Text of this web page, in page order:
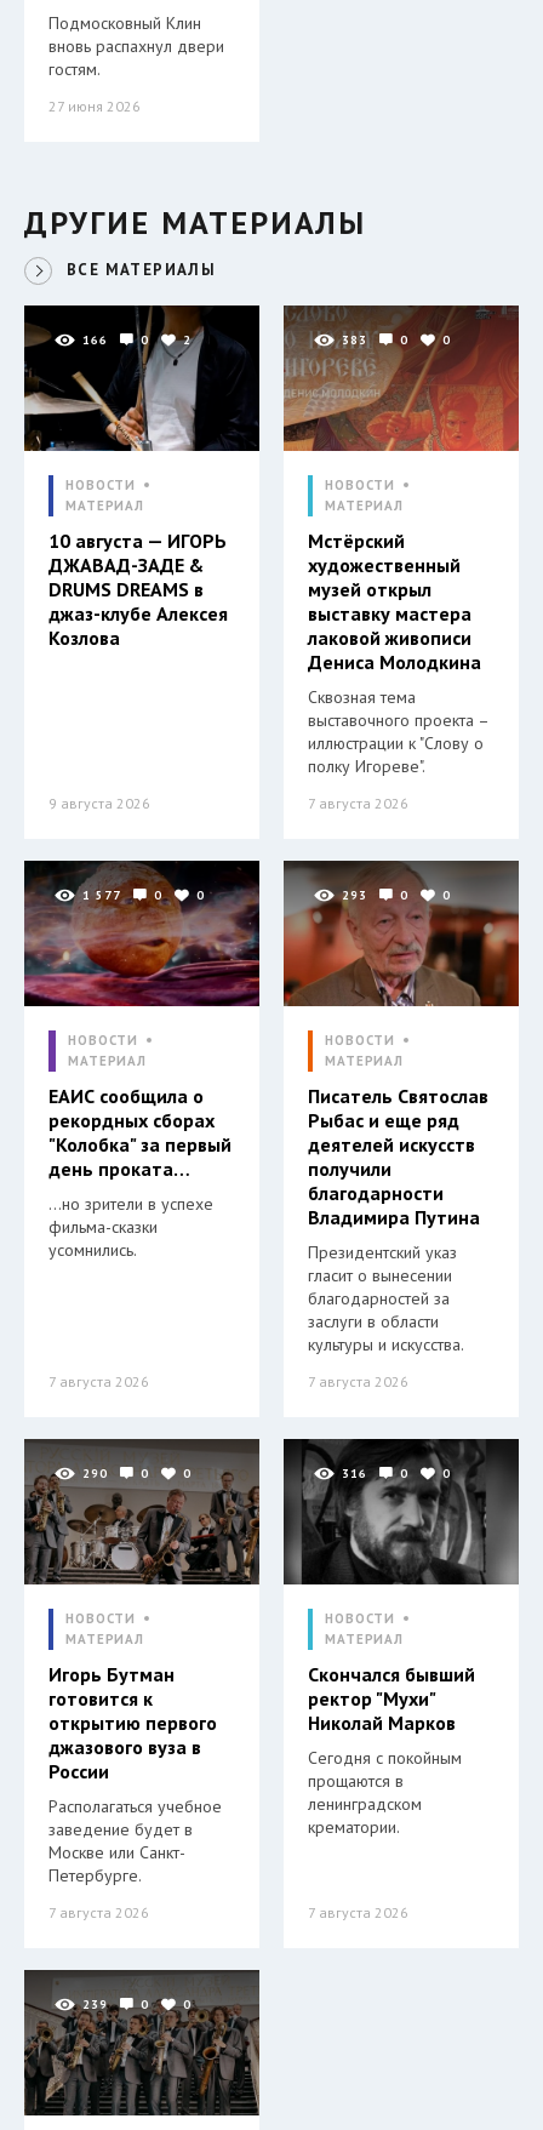
Подмосковный Клин
вновь распахнул двери
гостям.
27 июня 2026
ДРУГИЕ МАТЕРИАЛЫ
ВСЕ МАТЕРИАЛЫ
166 0 2
НОВОСТИ
МАТЕРИАЛ
10 августа — ИГОРЬ
ДЖАВАД-ЗАДЕ &
DRUMS DREAMS в
джаз-клубе Алексея
Козлова
9 августа 2026
383 0 0
НОВОСТИ
МАТЕРИАЛ
Мстёрский
художественный
музей открыл
выставку мастера
лаковой живописи
Дениса Молодкина
Сквозная тема
выставочного проекта –
иллюстрации к "Слову о
полку Игореве".
7 августа 2026
1 577 0 0
НОВОСТИ
МАТЕРИАЛ
ЕАИС сообщила о
рекордных сборах
"Колобка" за первый
день проката…
…но зрители в успехе
фильма-сказки
усомнились.
7 августа 2026
293 0 0
НОВОСТИ
МАТЕРИАЛ
Писатель Святослав
Рыбас и еще ряд
деятелей искусств
получили
благодарности
Владимира Путина
Президентский указ
гласит о вынесении
благодарностей за
заслуги в области
культуры и искусства.
7 августа 2026
290 0 0
НОВОСТИ
МАТЕРИАЛ
Игорь Бутман
готовится к
открытию первого
джазового вуза в
России
Располагаться учебное
заведение будет в
Москве или Санкт-
Петербурге.
7 августа 2026
316 0 0
НОВОСТИ
МАТЕРИАЛ
Скончался бывший
ректор "Мухи"
Николай Марков
Сегодня с покойным
прощаются в
ленинградском
крематории.
7 августа 2026
239 0 0